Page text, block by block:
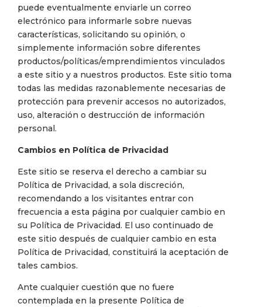
puede eventualmente enviarle un correo
electrónico para informarle sobre nuevas
características, solicitando su opinión, o
simplemente información sobre diferentes
productos/políticas/emprendimientos vinculados
a este sitio y a nuestros productos. Este sitio toma
todas las medidas razonablemente necesarias de
protección para prevenir accesos no autorizados,
uso, alteración o destrucción de información
personal.
Cambios en Política de Privacidad
Este sitio se reserva el derecho a cambiar su
Política de Privacidad, a sola discreción,
recomendando a los visitantes entrar con
frecuencia a esta página por cualquier cambio en
su Política de Privacidad. El uso continuado de
este sitio después de cualquier cambio en esta
Política de Privacidad, constituirá la aceptación de
tales cambios.
Ante cualquier cuestión que no fuere
contemplada en la presente Política de